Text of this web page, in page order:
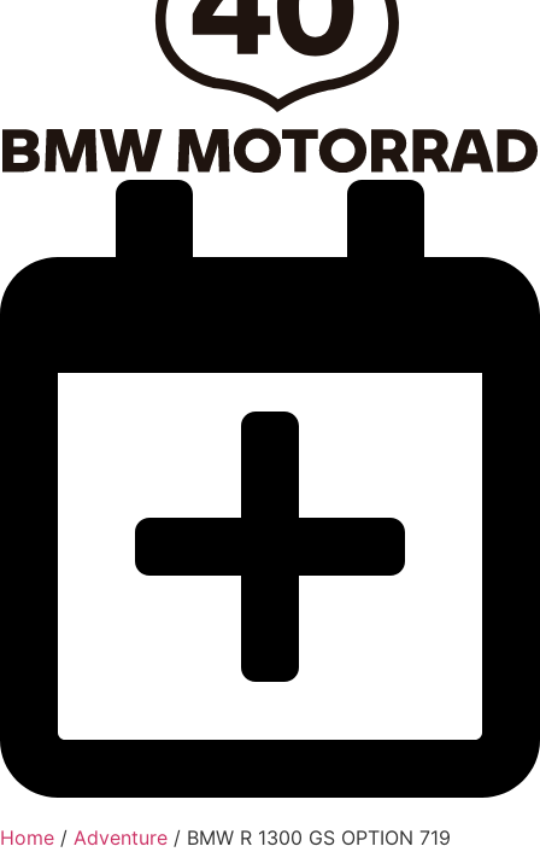
Home / Adventure / BMW R 1300 GS OPTION 719